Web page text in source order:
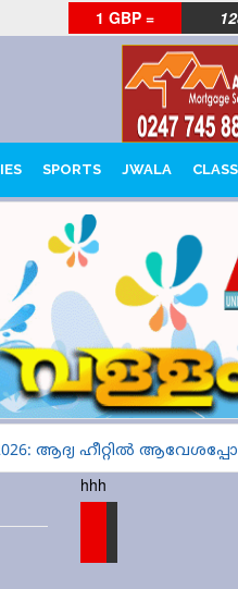
1 GBP =
SPORTS JWALA
ആദ്യ ഹീറ്റിൽ
hhh